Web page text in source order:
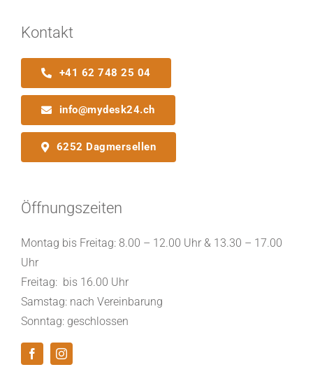
Kontakt
+41 62 748 25 04
info@mydesk24.ch
6252 Dagmersellen
Öffnungszeiten
Montag bis Freitag: 8.00 – 12.00 Uhr & 13.30 – 17.00
Uhr
Freitag: bis 16.00 Uhr
Samstag: nach Vereinbarung
Sonntag: geschlossen